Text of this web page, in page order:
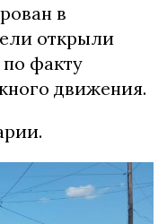
в
открыли
факту
движения.